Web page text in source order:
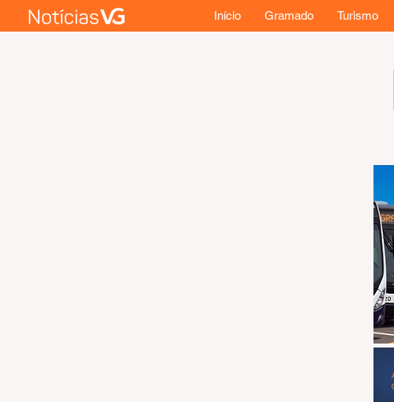
Início Gramado Turismo